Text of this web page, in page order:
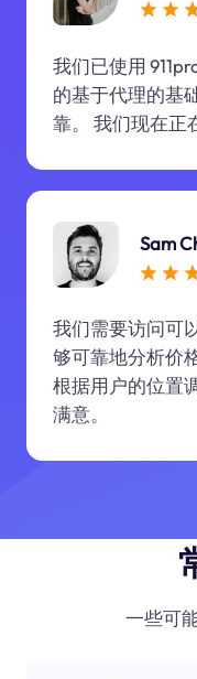
我们已使用
的基于代理的基
靠。 我们现在正
Sam
我们需要访问可
够可靠地分析价
根据用户的位置
满意。
一些可